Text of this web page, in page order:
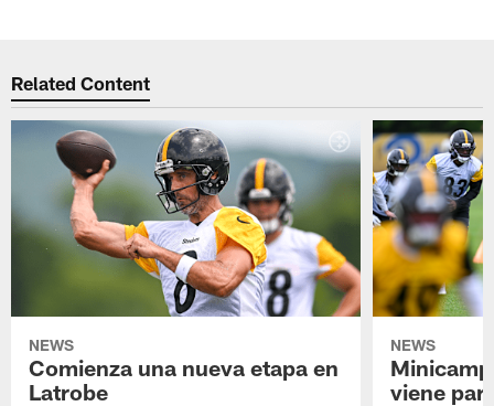
Related Content
NEWS
Comienza una nueva etapa en
Latrobe
NEWS
viene